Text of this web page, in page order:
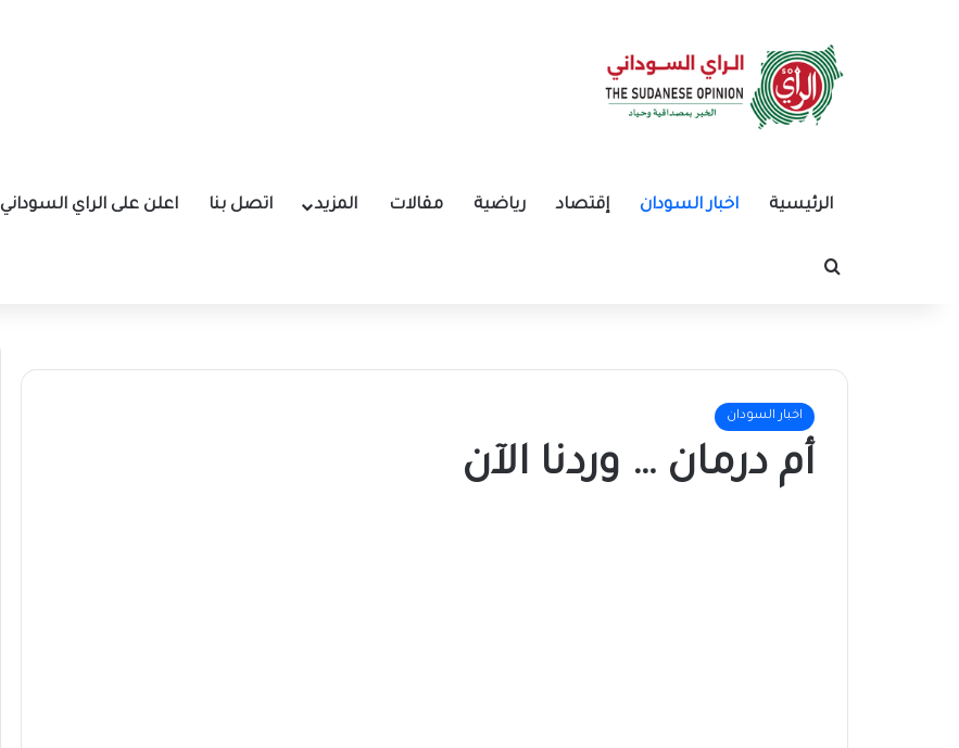
الرئيسية اخبار السودان إقتصاد رياضية مقالات المزيد اتصل بنا اعلن على الراي السوداني
بحث عن
اخبار السودان
أم درمان … وردنا الآن